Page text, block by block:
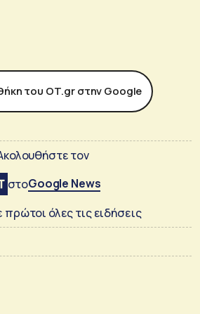
του ΟΤ.gr στην Google
τον
στοGoogle News
πρώτοι όλες τις ειδήσεις